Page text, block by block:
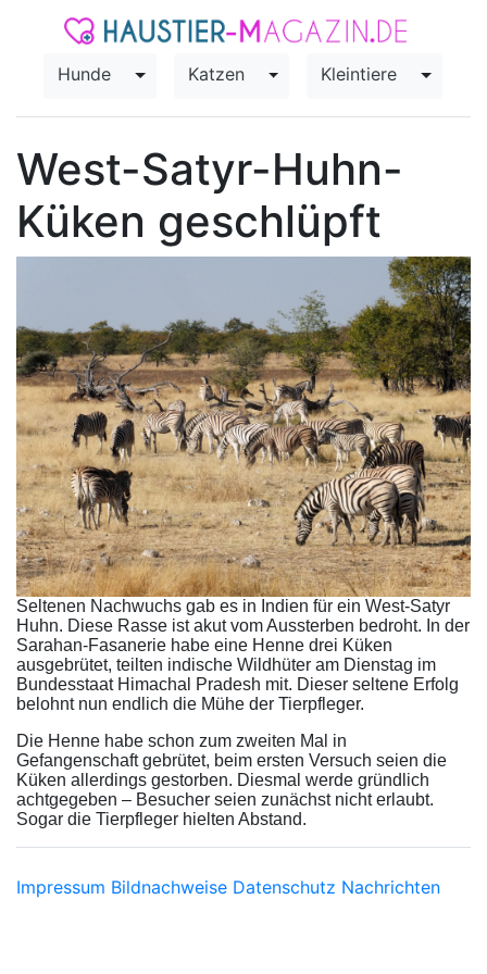
Hunde Toggle Dropdown
Katzen Toggle Dropdown
Kleintiere Toggle
West-Satyr-Huhn-
Küken geschlüpft
Seltenen Nachwuchs gab es in Indien für ein West-Satyr
Huhn. Diese Rasse ist akut vom Aussterben bedroht. In der
Sarahan-Fasanerie habe eine Henne drei Küken
ausgebrütet, teilten indische Wildhüter am Dienstag im
Bundesstaat Himachal Pradesh mit. Dieser seltene Erfolg
belohnt nun endlich die Mühe der Tierpfleger.
Die Henne habe schon zum zweiten Mal in
Gefangenschaft gebrütet, beim ersten Versuch seien die
Küken allerdings gestorben. Diesmal werde gründlich
achtgegeben – Besucher seien zunächst nicht erlaubt.
Sogar die Tierpfleger hielten Abstand.
Impressum Bildnachweise Datenschutz Nachrichten